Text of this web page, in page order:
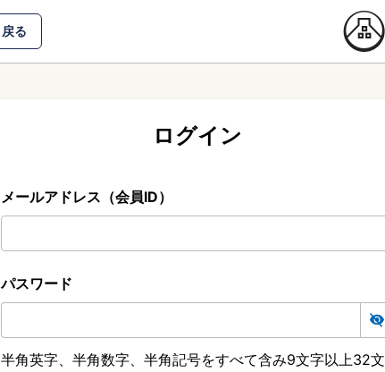
戻る
ログイン
メールアドレス（会員ID）
パスワード
半角英字、半角数字、半角記号をすべて含み9文字以上32文